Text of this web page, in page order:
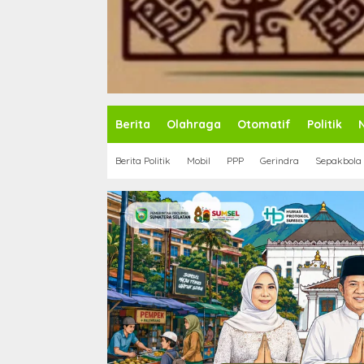
Berita Olahraga Otomatif Politik
Berita Politik Mobil PPP Gerindra Sepakbola